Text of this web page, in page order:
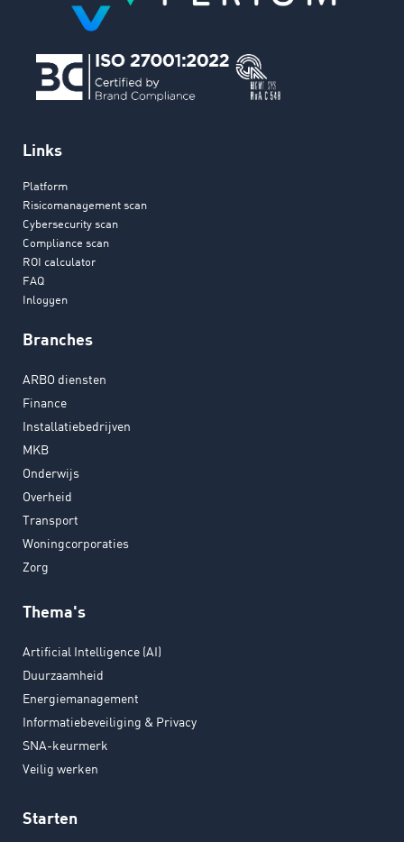
Links
Platform
Risicomanagement scan
Cybersecurity scan
Compliance scan
ROI calculator
FAQ
Inloggen
Branches
ARBO diensten
Finance
Installatiebedrijven
MKB
Onderwijs
Overheid
Transport
Woningcorporaties
Zorg
Thema's
Artificial Intelligence (AI)
Duurzaamheid
Energiemanagement
Informatiebeveiliging & Privacy
SNA-keurmerk
Veilig werken
Starten